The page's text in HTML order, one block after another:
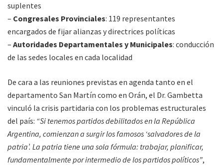
suplentes
– Congresales Provinciales: 119 representantes
encargados de fijar alianzas y directrices políticas
– Autoridades Departamentales y Municipales: conducción
de las sedes locales en cada localidad
De cara a las reuniones previstas en agenda tanto en el
departamento San Martín como en Orán, el Dr. Gambetta
vinculó la crisis partidaria con los problemas estructurales
del país: “Si tenemos partidos debilitados en la República
Argentina, comienzan a surgir los famosos ‘salvadores de la
patria’. La patria tiene una sola fórmula: trabajar, planificar,
fundamentalmente por intermedio de los partidos políticos”,